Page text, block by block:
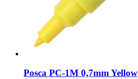
Posca PC-1M 0,7mm Yellow